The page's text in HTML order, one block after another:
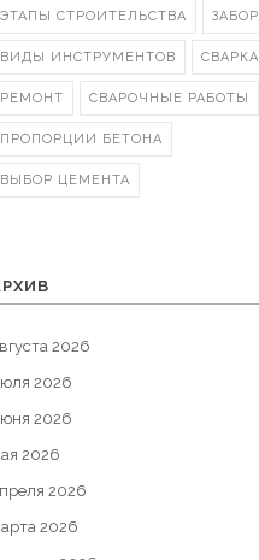
ЭТАПЫ СТРОИТЕЛЬСТВА ЗАБОР
ВИДЫ ИНСТРУМЕНТОВ СВАРКА
РЕМОНТ СВАРОЧНЫЕ РАБОТЫ
ПРОПОРЦИИ БЕТОНА
ВЫБОР ЦЕМЕНТА
2026
2026
2026
2026
2026
2026